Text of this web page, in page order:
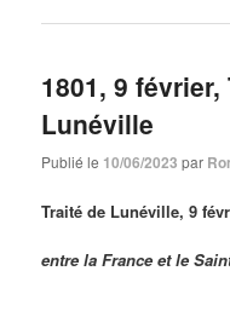
1801, 9 février,
Lunéville
Publié le 10/06/2023 par
Traité de Lunéville, 9
entre la France et le